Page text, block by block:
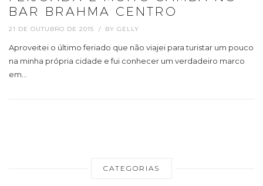
BAR BRAHMA CENTRO
21 DE OUTUBRO DE 2015 BY GELLY
Aproveitei o último feriado que não viajei para turistar um pouco
na minha própria cidade e fui conhecer um verdadeiro marco
em…
CATEGORIAS